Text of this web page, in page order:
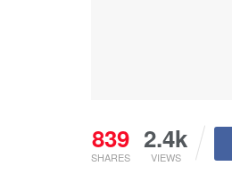
839
SHARES
2.4k
VIEWS